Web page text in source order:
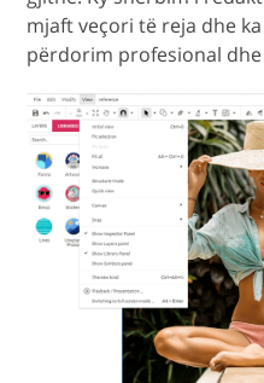
mjaft veçori të reja dhe
përdorim profesional